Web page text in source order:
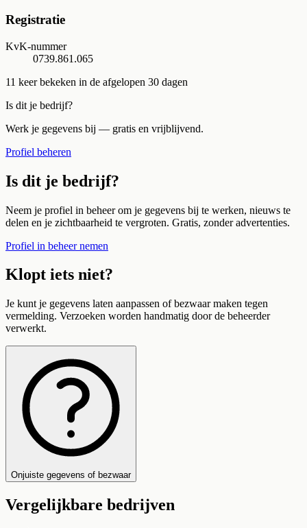
Registratie
KvK-nummer
0739.861.065
11 keer bekeken in de afgelopen 30 dagen
Is dit je bedrijf?
Werk je gegevens bij — gratis en vrijblijvend.
Profiel beheren
Is dit je bedrijf?
Neem je profiel in beheer om je gegevens bij te werken, nieuws te
delen en je zichtbaarheid te vergroten. Gratis, zonder advertenties.
Profiel in beheer nemen
Klopt iets niet?
Je kunt je gegevens laten aanpassen of bezwaar maken tegen
vermelding. Verzoeken worden handmatig door de beheerder
verwerkt.
Onjuiste gegevens of bezwaar
Vergelijkbare bedrijven